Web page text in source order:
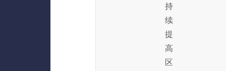
持
续
提
高
区